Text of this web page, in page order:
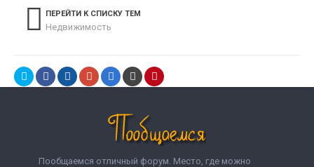
ПЕРЕЙТИ К СПИСКУ ТЕМ
Недвижимость
Пообщаемся отличный форум. Место, где можно